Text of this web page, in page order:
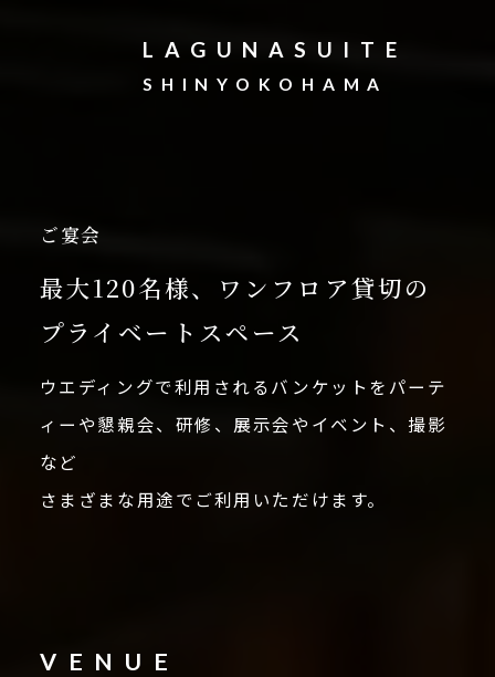
LAGUNASUITE
SHINYOKOHAMA
ご宴会
最大120名様、ワンフロア貸切の
プライベートスペース
ウエディングで利用されるバンケットをパーテ
ィーや懇親会、研修、展示会やイベント、撮影
など
さまざまな用途でご利用いただけます。
VENUE